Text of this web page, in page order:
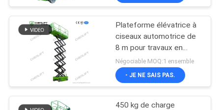
Plateforme élévatrice à
ciseaux automotrice de
8 m pour travaux en
hauteur avec capacité
de charge de 230 kg
Négociable MOQ:1 ensemble
- JE NE SAIS PAS.
450 kg de charge